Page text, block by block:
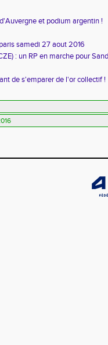
et podium argentin !
samedi 27 aout 2016
: un RP en marche pour
de s'emparer de l'or collectif !